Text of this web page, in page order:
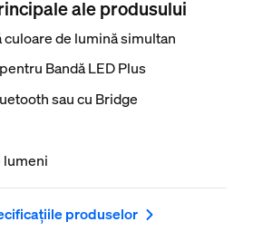
ale produsului
culoare de lumină simultan
Bandă LED Plus
sau cu Bridge
lumeni
produselor